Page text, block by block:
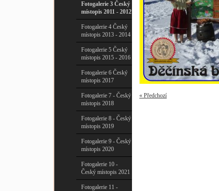
Fotogalerie 3 Český
místopis 2011 - 2012
Fotogalerie 4 Český
místopis 2013 - 2014
Fotogalerie 5 Český
místopis 2015 - 2016
Fotogalerie 6 Český
místopis 2017
Fotogalerie 7 - Český
místopis 2018
Fotogalerie 8 - Český
místopis 2019
Fotogalerie 9 - Český
místopis 2020
Fotogalerie 10 -
Český místopis 2021
Fotogalerie 11 -
« Předchozí